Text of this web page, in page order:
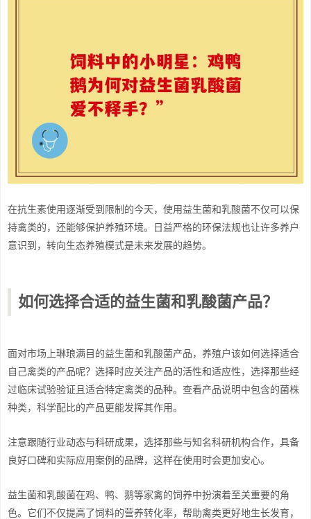
在抗生素使用逐渐受到限制的今天，使用益生菌和乳酸菌不仅可以保
持禽类的，还能够保护养殖环境。日益严格的环保法规也让许多养户
意识到，转向生态养殖模式是未来发展的趋势。
如何选择合适的益生菌和乳酸菌产品？
面对市场上琳琅满目的益生菌和乳酸菌产品，养殖户该如何选择适合
自己禽类的产品呢？选择时应关注产品的活性和适应性，选择那些经
过临床试验验证且适合特定禽类的品种。查看产品说明中包含的菌株
种类，科学配比的产品更能发挥其作用。
注意跟随行业动态与科研成果，选择那些与知名科研机构合作，具备
良好口碑和实际应用案例的品牌，这样在使用时会更加安心。
益生菌和乳酸菌在鸡、鸭、鹅等家禽的饲养中扮演着至关重要的角
色。它们不仅提高了饲料的营养转化率，帮助禽类更好地生长发育，